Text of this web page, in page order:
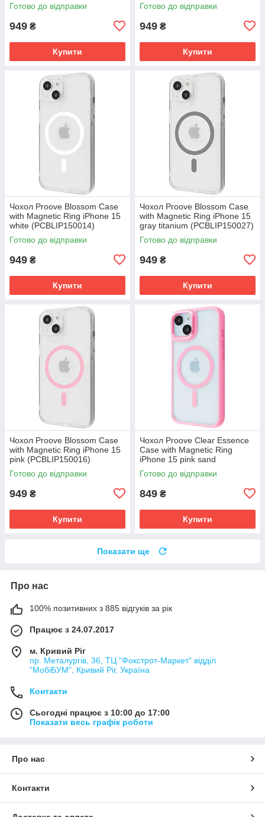
Готово до відправки
949 ₴
Купити
Готово до відправки
949 ₴
Купити
Чохол Proove Blossom Case
with Magnetic Ring iPhone 15
white (PCBLIP150014)
Готово до відправки
949 ₴
Купити
Чохол Proove Blossom Case
with Magnetic Ring iPhone 15
gray titanium (PCBLIP150027)
Готово до відправки
949 ₴
Купити
Чохол Proove Blossom Case
with Magnetic Ring iPhone 15
pink (PCBLIP150016)
Готово до відправки
949 ₴
Купити
Чохол Proove Clear Essence
Case with Magnetic Ring
iPhone 15 pink sand
(PCCEIP150028)
Готово до відправки
849 ₴
Купити
Показати ще
Про нас
100% позитивних з 885 відгуків за рік
Працює з 24.07.2017
м. Кривий Ріг
пр. Металургів, 36, ТЦ "Фокстрот-Маркет" відділ
"МобіБУМ", Кривий Ріг, Україна
Контакти
Сьогодні працює з 10:00 до 17:00
Показати весь графік роботи
Про нас
Контакти